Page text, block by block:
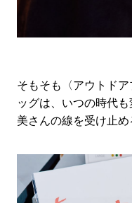
そもそも〈アウトド
ッグは、いつの時代
美さんの線を受け止め